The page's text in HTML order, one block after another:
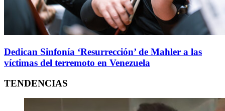
Dedican Sinfonía ‘Resurrección’ de Mahler a las
víctimas del terremoto en Venezuela
TENDENCIAS